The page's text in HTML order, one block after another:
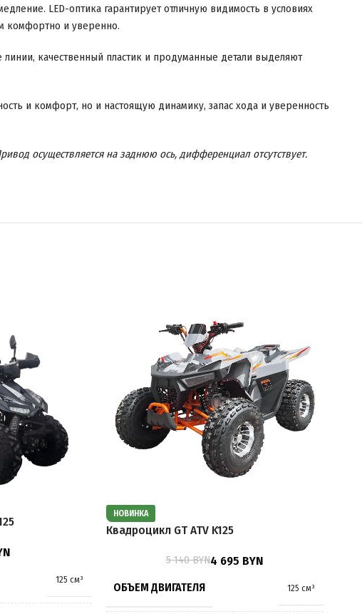
LED-оптика гарантирует отличную видимость в условиях
комфортно и уверенно.
линии, качественный пластик и продуманные детали выделяют
и комфорт, но и настоящую динамику, запас хода и уверенность
осуществляется на заднюю ось, дифференциал отсутствует.
125 см³
НОВИНКА
Квадроцикл GT ATV K125
5 140BYN4 695 BYN
ОБЪЕМ ДВИГАТЕЛЯ 125 см³